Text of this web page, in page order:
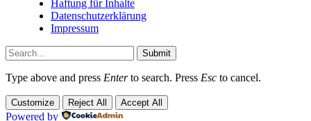
Haftung für Inhalte
Datenschutzerklärung
Impressum
Submit
Type above and press Enterto search. Press Esc to cancel.
Customize Reject All Accept All
Powered by